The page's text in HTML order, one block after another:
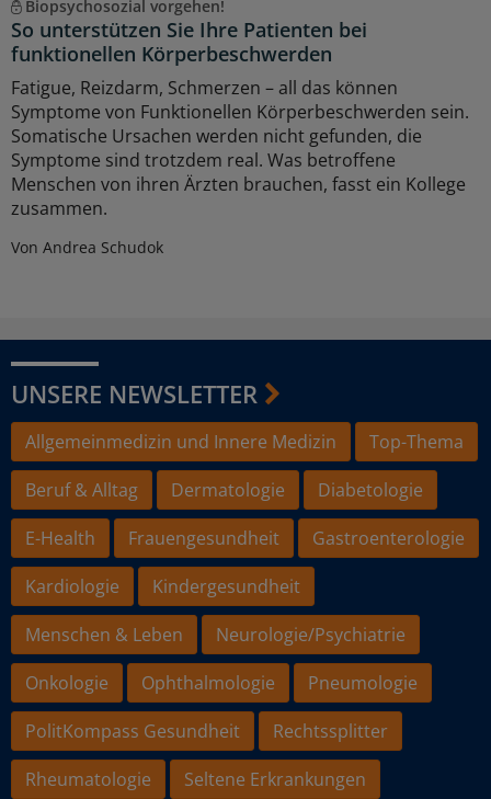
Biopsychosozial vorgehen!
So unterstützen Sie Ihre Patienten bei
funktionellen Körperbeschwerden
Fatigue, Reizdarm, Schmerzen – all das können
Symptome von Funktionellen Körperbeschwerden sein.
Somatische Ursachen werden nicht gefunden, die
Symptome sind trotzdem real. Was betroffene
Menschen von ihren Ärzten brauchen, fasst ein Kollege
zusammen.
Von Andrea Schudok
UNSERE NEWSLETTER
Allgemeinmedizin und Innere Medizin
Top-Thema
Beruf & Alltag
Dermatologie
Diabetologie
E-Health
Frauengesundheit
Gastroenterologie
Kardiologie
Kindergesundheit
Menschen & Leben
Neurologie/Psychiatrie
Onkologie
Ophthalmologie
Pneumologie
PolitKompass Gesundheit
Rechtssplitter
Rheumatologie
Seltene Erkrankungen